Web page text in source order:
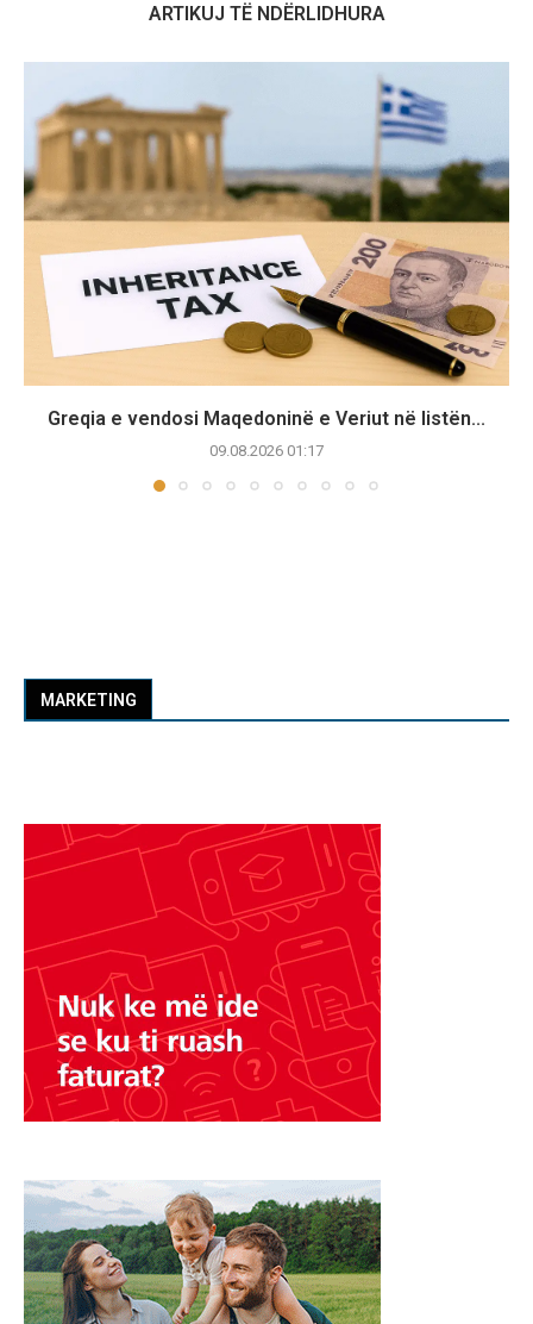
ARTIKUJ TË NDËRLIDHURA
Greqia e vendosi Maqedoninë e Veriut në listën...
09.08.2026 01:17
MARKETING